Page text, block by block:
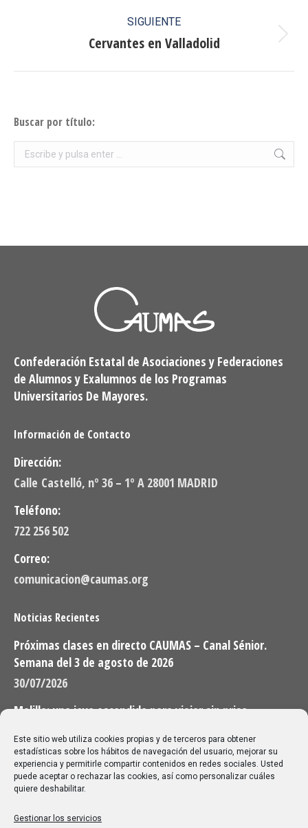
Este sitio web utiliza cookies propias y de terceros para obtener
estadísticas sobre los hábitos de navegación del usuario, mejorar su
experiencia y permitirle compartir contenidos en redes sociales. Usted
puede aceptar o rechazar las cookies, así como personalizar cuáles
quiere deshabilitar.
Gestionar los servicios
SIGUIENTE
Publicación
Cervantes en Valladolid
Buscar por título:
Buscar:
Confederación Estatal de Asociaciones y Federaciones
de Alumnos y Exalumnos de los Programas
Universitarios De Mayores.
Información de Contacto
Dirección:
Calle Castelló, nº 36 – 1º A 28001 MADRID
Teléfono:
722 256 502
Correo:
comunicacion@caumas.org
Noticias Recientes
Próximas clases en directo CAUMAS – Canal Sénior.
Semana del 3 de agosto de 2026
30/07/2026
Melilla: una joya escondida para viajar sin prisa
28/07/2026
Buscar
Buscar: